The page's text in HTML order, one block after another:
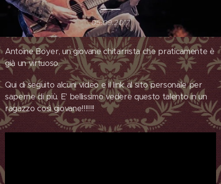
05.09.2017
Antoine Boyer, un giovane chitarrista che praticamente è
già un virtuoso.
Qui di seguito alcuni video e il link al sito personale per
saperne di più. E' bellissimo vedere questo talento in un
ragazzo così giovane!!!!!!!